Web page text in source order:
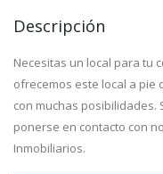
Descripción
Necesitas un local para tu
ofrecemos este local a pie
con muchas posibilidades.
ponerse en contacto con
Inmobiliarios.